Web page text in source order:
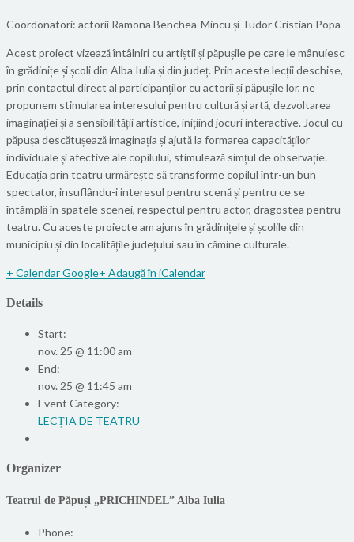
Coordonatori: actorii Ramona Benchea-Mincu și Tudor Cristian Popa
Acest proiect vizează întâlniri cu artiștii și păpușile pe care le mânuiesc
în grădinițe și școli din Alba Iulia și din județ. Prin aceste lecții deschise,
prin contactul direct al participanților cu actorii și păpușile lor, ne
propunem stimularea interesului pentru cultură și artă, dezvoltarea
imaginației și a sensibilității artistice, inițiind jocuri interactive. Jocul cu
păpușa descătușează imaginația și ajută la formarea capacităților
individuale și afective ale copilului, stimulează simțul de observație.
Educația prin teatru urmărește să transforme copilul într-un bun
spectator, insuflându-i interesul pentru scenă și pentru ce se
întâmplă în spatele scenei, respectul pentru actor, dragostea pentru
teatru. Cu aceste proiecte am ajuns în grădinițele și școlile din
municipiu și din localitățile județului sau în cămine culturale.
+ Calendar Google+ Adaugă în iCalendar
Details
Start:
nov. 25 @ 11:00 am
End:
nov. 25 @ 11:45 am
Event Category:
LECȚIA DE TEATRU
Organizer
Teatrul de Păpuși „PRICHINDEL” Alba Iulia
Phone: